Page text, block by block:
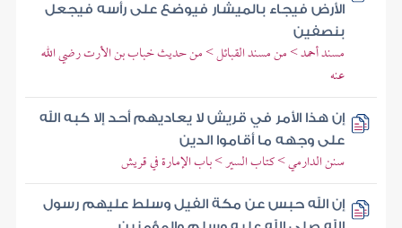
الأرض فيجاء بالميشار فيوضع على رأسه فيجعل
بنصفين
مسند أحمد > من مسند القبائل > من حديث خباب بن الأرت رضي الله
عنه
إن هذا الأمر في قريش لا يعاديهم أحد إلا كبه الله
على وجهه ما أقاموا الدين
سنن الدارمي > كتاب السير > باب الإمارة في قريش
إن الله حبس عن مكة الفيل وسلط عليهم رسول